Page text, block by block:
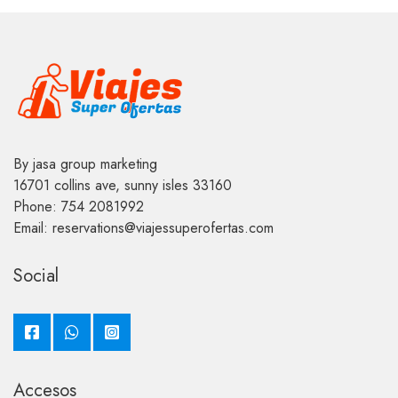
By jasa group marketing
16701 collins ave, sunny isles 33160
Phone: 754 2081992
Email: reservations@viajessuperofertas.com
Social
Accesos